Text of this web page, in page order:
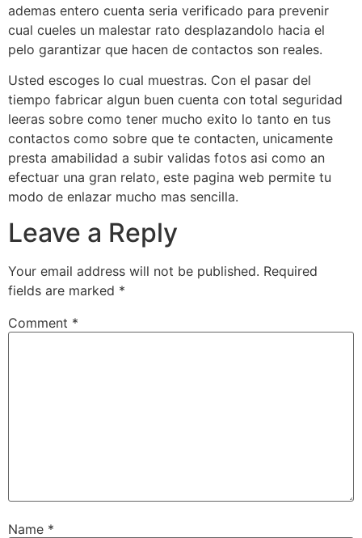
ademas entero cuenta seri­a verificado para prevenir
cual cueles un malestar rato desplazandolo hacia el
pelo garantizar que hacen de contactos son reales.
Usted escoges lo cual muestras. Con el pasar del
tiempo fabricar algun buen cuenta con total seguridad
leeras sobre como tener mucho exito lo tanto en tus
contactos como sobre que te contacten, unicamente
presta amabilidad a subir validas fotos asi­ como an
efectuar una gran relato, este pagina web permite tu
modo de enlazar mucho mas sencilla.
Leave a Reply
Your email address will not be published. Required
fields are marked *
Comment *
Name *